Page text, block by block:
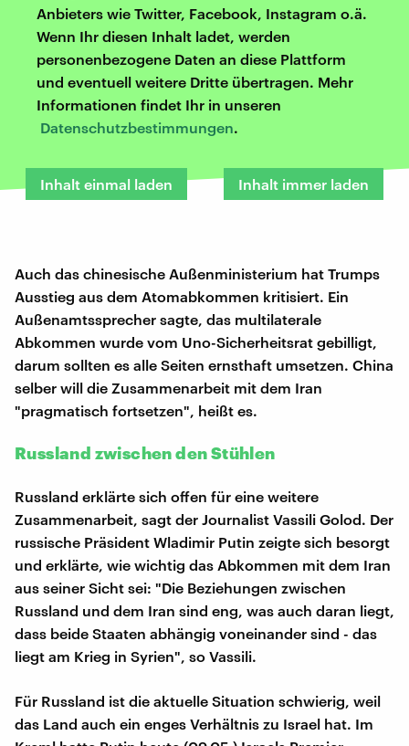
Anbieters wie Twitter, Facebook, Instagram o.ä.
Wenn Ihr diesen Inhalt ladet, werden
personenbezogene Daten an diese Plattform
und eventuell weitere Dritte übertragen. Mehr
Informationen findet Ihr in unseren
Datenschutzbestimmungen.
Inhalt einmal laden Inhalt immer laden
Auch das chinesische Außenministerium hat Trumps
Ausstieg aus dem Atomabkommen kritisiert. Ein
Außenamtssprecher sagte, das multilaterale
Abkommen wurde vom Uno-Sicherheitsrat gebilligt,
darum sollten es alle Seiten ernsthaft umsetzen. China
selber will die Zusammenarbeit mit dem Iran
"pragmatisch fortsetzen", heißt es.
Russland zwischen den Stühlen
Russland erklärte sich offen für eine weitere
Zusammenarbeit, sagt der Journalist Vassili Golod. Der
russische Präsident Wladimir Putin zeigte sich besorgt
und erklärte, wie wichtig das Abkommen mit dem Iran
aus seiner Sicht sei: "Die Beziehungen zwischen
Russland und dem Iran sind eng, was auch daran liegt,
dass beide Staaten abhängig voneinander sind - das
liegt am Krieg in Syrien", so Vassili.
Für Russland ist die aktuelle Situation schwierig, weil
das Land auch ein enges Verhältnis zu Israel hat. Im